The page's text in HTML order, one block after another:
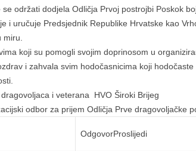
se održati dodjela Odličja Prvoj postrojbi Poskok
i uručuje Predsjednik Republike Hrvatske kao
koji su pomogli svojim doprinosom u
i zahvala svim hodočasnicima koji
i veterana HVO Široki Brijeg
odbor za prijem Odličja Prve dragovoljačke
OdgovorProslijedi